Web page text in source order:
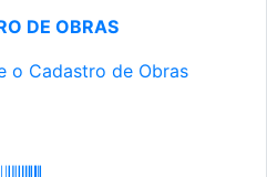
DE OBRAS
o Cadastro de Obras